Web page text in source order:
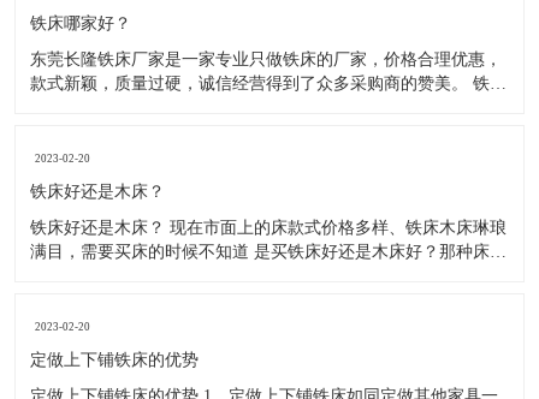
晃。 现
铁床哪家好？
东莞长隆铁床厂家是一家专业只做铁床的厂家，价格合理优惠，
款式新颖，质量过硬，诚信经营得到了众多采购商的赞美。 铁床
料全部采用加厚材料，可承重500kg，稳固不摇晃，高温高烤漆
2023-02-20
铁床好还是木床？
铁床好还是木床？ 现在市面上的床款式价格多样、铁床木床琳琅
满目，需要买床的时候不知道 是买铁床好还是木床好？那种床结
怕水，现在的木床基本都是锯末板含甲醛对人体是有害的，遇到
返潮
2023-02-20
定做上下铺铁床的优势